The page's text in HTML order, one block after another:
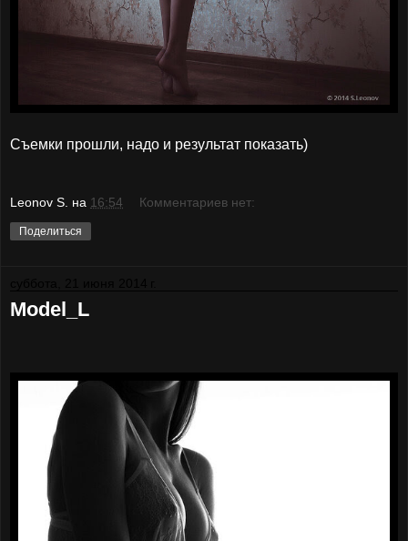
Съемки прошли, надо и результат показать)
Leonov S. на 16:54 Комментариев нет:
Поделиться
Model_L